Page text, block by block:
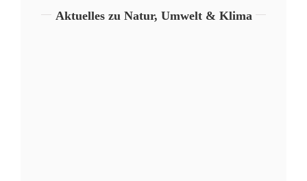
Aktuelles zu Natur, Umwelt & Klima